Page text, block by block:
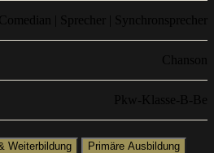
| Sprecher | Synchronsprecher
Chanson
Pkw-Klasse-B-Be
Weiterbildung
Primäre Ausbildung